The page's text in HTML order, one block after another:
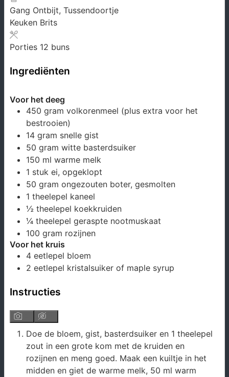
Gang Ontbijt, Tussendoortje
Keuken Brits
Porties 12 buns
Ingrediënten
Voor het deeg
450 gram volkorenmeel (plus extra voor het
bestrooien)
14 gram snelle gist
50 gram witte basterdsuiker
150 ml warme melk
1 stuk ei, opgeklopt
50 gram ongezouten boter, gesmolten
1 theelepel kaneel
½ theelepel koekkruiden
¼ theelepel geraspte nootmuskaat
100 gram rozijnen
Voor het kruis
4 eetlepel bloem
2 eetlepel kristalsuiker of maple syrup
Instructies
Doe de bloem, gist, basterdsuiker en 1 theelepel
zout in een grote kom met de kruiden en
rozijnen en meng goed. Maak een kuiltje in het
midden en giet de warme melk, 50 ml warm